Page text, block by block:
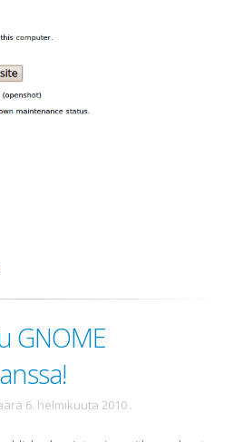
GNOME
6. helmikuuta 2010 .